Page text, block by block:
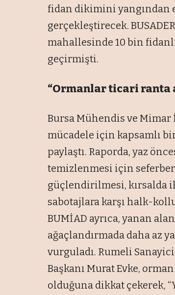
fidan dikimini yangından
gerçekleştirecek.
mahallesinde 10 bin
geçirmişti.
“Ormanlar ticari ranta
Bursa Mühendis ve Mimar
mücadele için kapsamlı
paylaştı. Raporda, yaz
temizlenmesi için
güçlendirilmesi, kırsalda
sabotajlara karşı halk-
BUMİAD ayrıca, yanan
ağaçlandırmada daha az
vurguladı. Rumeli
Başkanı Murat Evke,
olduğuna dikkat çekerek,